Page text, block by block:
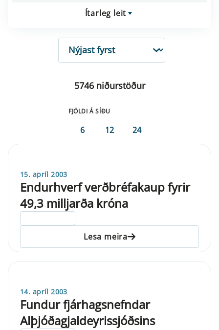
Ítarleg leit
RÖÐUN
5746 niðurstöður
FJÖLDI Á SÍÐU
6 12 24
15. apríl 2003
Endurhverf verðbréfakaup fyrir
49,3 milljarða króna
Lesa meira
14. apríl 2003
Fundur fjárhagsnefndar
Alþjóðagjaldeyrissjóðsins